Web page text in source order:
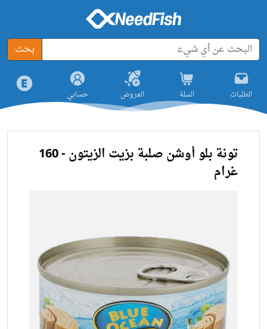
بحث
الطلبات السلة العروض حسابي
تونة بلو أوشن صلبة بزيت الزيتون - 160
غرام